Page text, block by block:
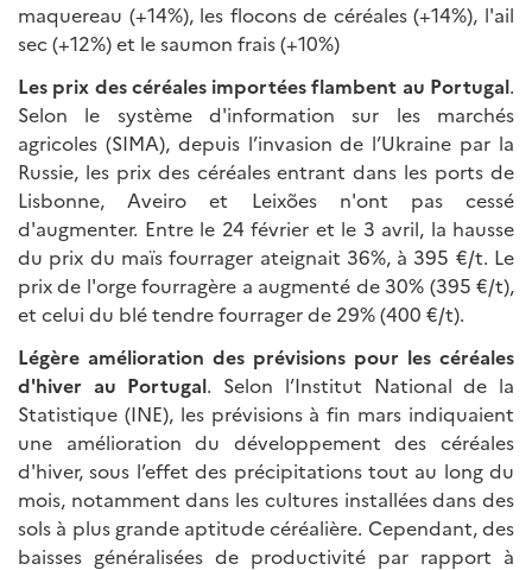
maquereau (+14%), les flocons de céréales (+14%), l'ail
sec (+12%) et le saumon frais (+10%)
Les prix des céréales importées flambent au Portugal.
Selon le système d'information sur les marchés
agricoles (SIMA), depuis l’invasion de l’Ukraine par la
Russie, les prix des céréales entrant dans les ports de
Lisbonne, Aveiro et Leixões n'ont pas cessé
d'augmenter. Entre le 24 février et le 3 avril, la hausse
du prix du maïs fourrager ateignait 36%, à 395 €/t. Le
prix de l'orge fourragère a augmenté de 30% (395 €/t),
et celui du blé tendre fourrager de 29% (400 €/t).
Légère amélioration des prévisions pour les céréales
d'hiver au Portugal. Selon l’Institut National de la
Statistique (INE), les prévisions à fin mars indiquaient
une amélioration du développement des céréales
d'hiver, sous l’effet des précipitations tout au long du
mois, notamment dans les cultures installées dans des
sols à plus grande aptitude céréalière. Cependant, des
baisses généralisées de productivité par rapport à